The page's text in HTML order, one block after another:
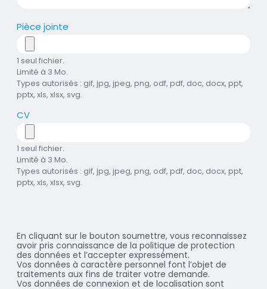
Pièce jointe
1 seul fichier.
Limité à 3 Mo.
Types autorisés : gif, jpg, jpeg, png, odf, pdf, doc, docx, ppt,
pptx, xls, xlsx, svg.
CV
1 seul fichier.
Limité à 3 Mo.
Types autorisés : gif, jpg, jpeg, png, odf, pdf, doc, docx, ppt,
pptx, xls, xlsx, svg.
En cliquant sur le bouton soumettre, vous reconnaissez
avoir pris connaissance de la politique de protection
des données et l’accepter expressément.
Vos données à caractère personnel font l’objet de
traitements aux fins de traiter votre demande.
Vos données de connexion et de localisation sont